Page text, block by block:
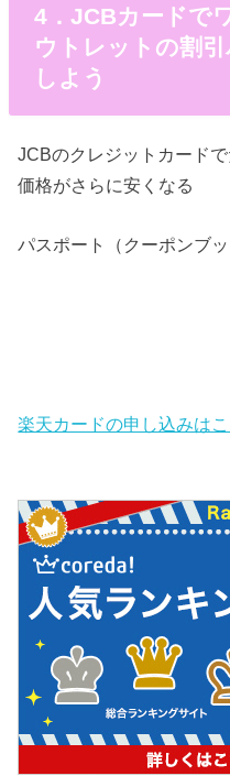
4．JCBカードで
ウトレットの割
しよう
JCBのクレジットカード
価格がさらに安くなる
パスポート（クーポンブ
楽天カードの申し込みはこ